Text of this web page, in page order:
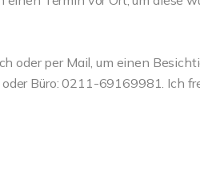
oder per Mail, um einen
Büro: 0211-69169981. Ich